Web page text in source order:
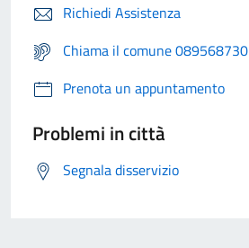
Richiedi Assistenza
Chiama il comune 089568730
Prenota un appuntamento
Problemi in città
Segnala disservizio